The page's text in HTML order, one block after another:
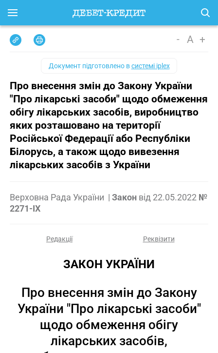
- A +
Документ підготовлено всистемі iplex
Про внесення змін до Закону України
"Про лікарські засоби" щодо обмеження
обігу лікарських засобів, виробництво
яких розташовано на території
Російської Федерації або Республіки
Білорусь, а також щодо вивезення
лікарських засобів з України
Верховна Рада України | Закон від 22.05.2022 №
2271-IX
Редакції Реквізити
ЗАКОН УКРАЇНИ
Про внесення змін до Закону
України "Про лікарські засоби"
щодо обмеження обігу
лікарських засобів,